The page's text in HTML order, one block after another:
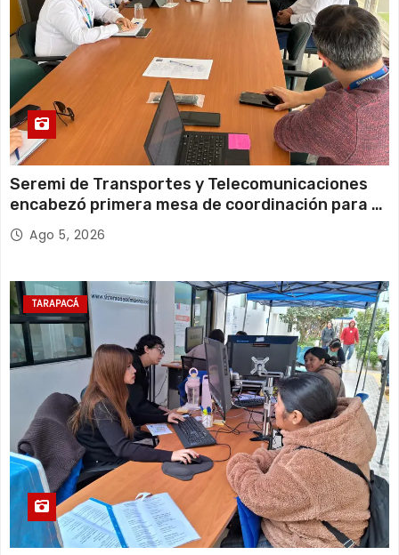
Seremi de Transportes y Telecomunicaciones
encabezó primera mesa de coordinación para el
retiro de cables en desuso en Iquique
Ago 5, 2026
TARAPACÁ